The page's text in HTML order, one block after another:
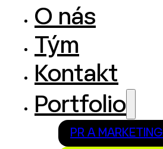
O nás
Tým
Kontakt
Portfolio
PR A MARKETING